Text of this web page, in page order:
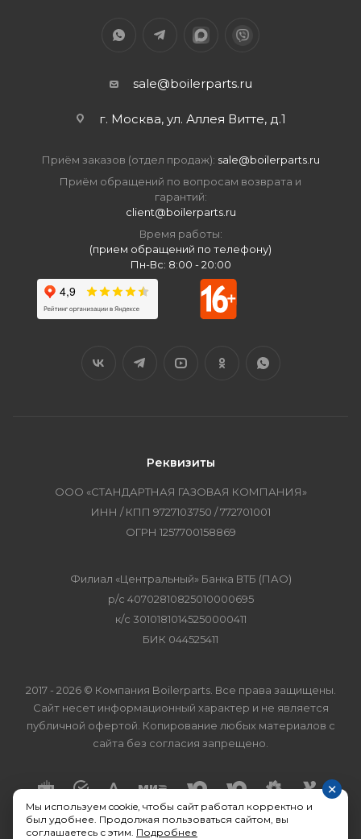
×
Мы используем cookie, чтобы сайт работал корректно и
был удобнее. Продолжая пользоваться сайтом, вы
соглашаетесь с этим. Подробнее
sale@boilerparts.ru
г. Москва, ул. Аллея Витте, д.1
Приём заказов (отдел продаж): sale@boilerparts.ru
Приём обращений по вопросам возврата и
гарантий:
client@boilerparts.ru
Время работы:
(прием обращений по телефону)
Пн-Вс: 8:00 - 20:00
Реквизиты
ООО «СТАНДАРТНАЯ ГАЗОВАЯ КОМПАНИЯ»
ИНН / КПП 9727103750 / 772701001
ОГРН 1257700158869
Филиал «Центральный» Банка ВТБ (ПАО)
р/с 40702810825010000695
к/с 30101810145250000411
БИК 044525411
2017 - 2026 © Компания Boilerparts. Все права защищены.
Сайт несет информационный характер и не является
публичной офертой. Копирование любых материалов с
сайта без согласия запрещено.